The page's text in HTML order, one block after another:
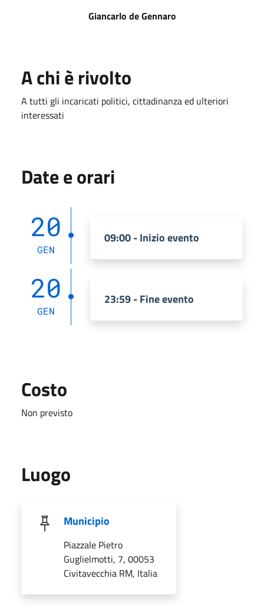
Giancarlo de Gennaro
A chi è rivolto
A tutti gli incaricati politici, cittadinanza ed ulteriori
interessati
Date e orari
20
GEN
09:00 - Inizio evento
20
GEN
23:59 - Fine evento
Costo
Non previsto
Luogo
Municipio
Piazzale Pietro
Guglielmotti, 7, 00053
Civitavecchia RM, Italia